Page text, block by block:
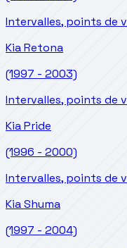
Intervalles, points de
KiaRetona
(1997 - 2003)
Intervalles, points de
KiaPride
(1996 - 2000)
Intervalles, points de
KiaShuma
(1997 - 2004)